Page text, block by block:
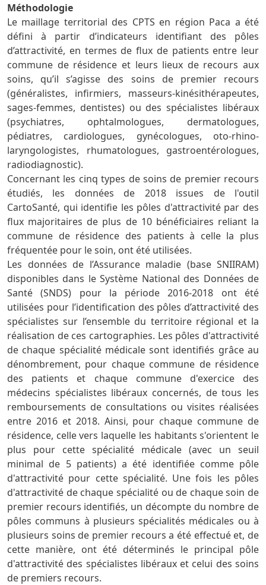
Méthodologie
Le maillage territorial des CPTS en région Paca a été
défini à partir d’indicateurs identifiant des pôles
d’attractivité, en termes de flux de patients entre leur
commune de résidence et leurs lieux de recours aux
soins, qu’il s’agisse des soins de premier recours
(généralistes, infirmiers, masseurs-kinésithérapeutes,
sages-femmes, dentistes) ou des spécialistes libéraux
(psychiatres, ophtalmologues, dermatologues,
pédiatres, cardiologues, gynécologues, oto-rhino-
laryngologistes, rhumatologues, gastroentérologues,
radiodiagnostic).
Concernant les cinq types de soins de premier recours
étudiés, les données de 2018 issues de l'outil
CartoSanté, qui identifie les pôles d'attractivité par des
flux majoritaires de plus de 10 bénéficiaires reliant la
commune de résidence des patients à celle la plus
fréquentée pour le soin, ont été utilisées.
Les données de l’Assurance maladie (base SNIIRAM)
disponibles dans le Système National des Données de
Santé (SNDS) pour la période 2016-2018 ont été
utilisées pour l’identification des pôles d’attractivité des
spécialistes sur l’ensemble du territoire régional et la
réalisation de ces cartographies. Les pôles d'attractivité
de chaque spécialité médicale sont identifiés grâce au
dénombrement, pour chaque commune de résidence
des patients et chaque commune d'exercice des
médecins spécialistes libéraux concernés, de tous les
remboursements de consultations ou visites réalisées
entre 2016 et 2018. Ainsi, pour chaque commune de
résidence, celle vers laquelle les habitants s'orientent le
plus pour cette spécialité médicale (avec un seuil
minimal de 5 patients) a été identifiée comme pôle
d'attractivité pour cette spécialité. Une fois les pôles
d'attractivité de chaque spécialité ou de chaque soin de
premier recours identifiés, un décompte du nombre de
pôles communs à plusieurs spécialités médicales ou à
plusieurs soins de premier recours a été effectué et, de
cette manière, ont été déterminés le principal pôle
d'attractivité des spécialistes libéraux et celui des soins
de premiers recours.